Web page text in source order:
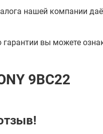
нашей компании
вы можете
9BC22